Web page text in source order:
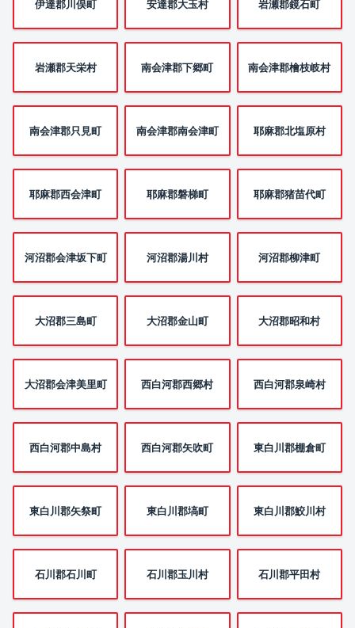
伊達郡川俣町 安達郡大玉村 岩瀬郡鏡石町
岩瀬郡天栄村 南会津郡下郷町 南会津郡檜枝岐村
南会津郡只見町 南会津郡南会津町 耶麻郡北塩原村
耶麻郡西会津町 耶麻郡磐梯町 耶麻郡猪苗代町
河沼郡会津坂下町 河沼郡湯川村 河沼郡柳津町
大沼郡三島町 大沼郡金山町 大沼郡昭和村
大沼郡会津美里町 西白河郡西郷村 西白河郡泉崎村
西白河郡中島村 西白河郡矢吹町 東白川郡棚倉町
東白川郡矢祭町 東白川郡塙町 東白川郡鮫川村
石川郡石川町 石川郡玉川村 石川郡平田村